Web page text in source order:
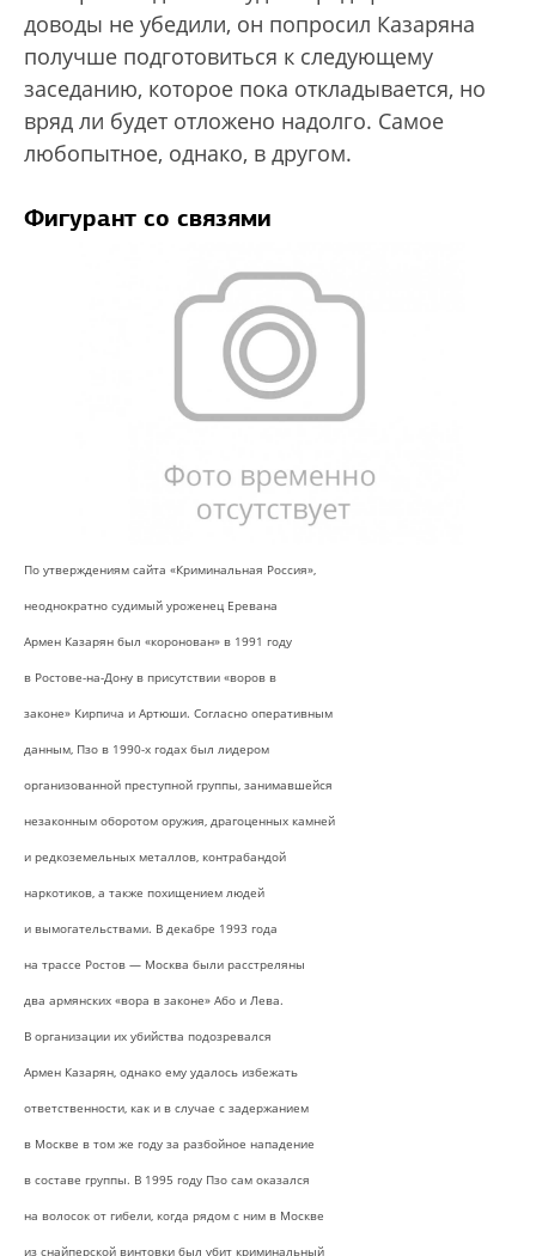
доводы не убедили, он попросил Казаряна
получше подготовиться к следующему
заседанию, которое пока откладывается, но
вряд ли будет отложено надолго. Самое
любопытное, однако, в другом.
Фигурант со связями
По утверждениям сайта «Криминальная Россия»,
неоднократно судимый уроженец Еревана
Армен Казарян был «коронован» в 1991 году
в Ростове-на-Дону в присутствии «воров в
законе» Кирпича и Артюши. Согласно оперативным
данным, Пзо в 1990-х годах был лидером
организованной преступной группы, занимавшейся
незаконным оборотом оружия, драгоценных камней
и редкоземельных металлов, контрабандой
наркотиков, а также похищением людей
и вымогательствами. В декабре 1993 года
на трассе Ростов — Москва были расстреляны
два армянских «вора в законе» Або и Лева.
В организации их убийства подозревался
Армен Казарян, однако ему удалось избежать
ответственности, как и в случае с задержанием
в Москве в том же году за разбойное нападение
в составе группы. В 1995 году Пзо сам оказался
на волосок от гибели, когда рядом с ним в Москве
из снайперской винтовки был убит криминальный